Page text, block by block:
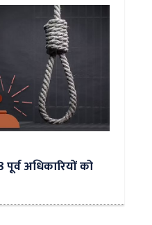
अधिकारियों को